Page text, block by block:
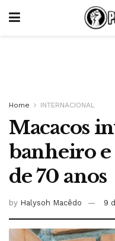
Home INTERNACIONAL
Macacos
banheiro
de 70 anos
by Halysoh Macêdo 9